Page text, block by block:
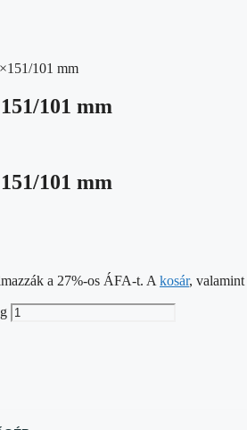
101 mm
101 mm
101 mm
a 27%-os ÁFA-t. A kosár, valamint